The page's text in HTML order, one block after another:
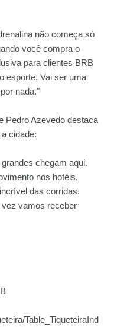
não começa só
você compra o
para clientes BRB
esporte. Vai ser uma
nada."
Pedro Azevedo destaca
cidade:
chegam aqui.
nos hotéis,
das corridas.
vamos receber
Table_TiqueteiraInd